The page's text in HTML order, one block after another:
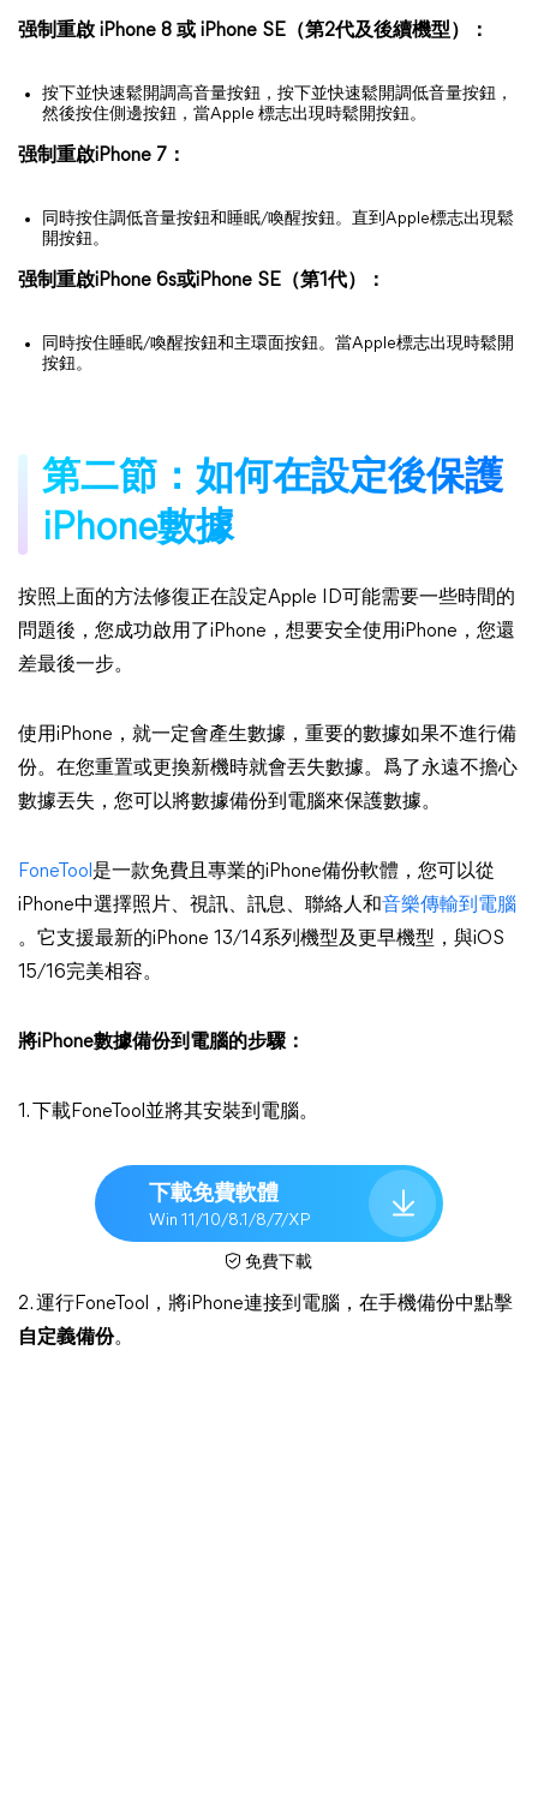
强制重啟 iPhone 8 或 iPhone SE（第2代及後續機型）：
按下並快速鬆開調高音量按鈕，按下並快速鬆開調低音量按鈕，
然後按住側邊按鈕，當Apple 標志出現時鬆開按鈕。
强制重啟iPhone 7：
同時按住調低音量按鈕和睡眠/喚醒按鈕。直到Apple標志出現鬆
開按鈕。
强制重啟iPhone 6s或iPhone SE（第1代）：
同時按住睡眠/喚醒按鈕和主環面按鈕。當Apple標志出現時鬆開
按鈕。
第二節：如何在設定後保護
iPhone數據
按照上面的方法修復正在設定Apple ID可能需要一些時間的
問題後，您成功啟用了iPhone，想要安全使用iPhone，您還
差最後一步。
使用iPhone，就一定會產生數據，重要的數據如果不進行備
份。在您重置或更換新機時就會丟失數據。爲了永遠不擔心
數據丟失，您可以將數據備份到電腦來保護數據。
FoneTool 是一款免費且專業的iPhone備份軟體，您可以從
iPhone中選擇照片、視訊、訊息、聯絡人和音樂傳輸到電腦
。它支援最新的iPhone 13/14系列機型及更早機型，與iOS
15/16完美相容。
將iPhone數據備份到電腦的步驟：
1. 下載FoneTool並將其安裝到電腦。
下載免費軟體
Win 11/10/8.1/8/7/XP
免費下載
2. 運行FoneTool，將iPhone連接到電腦，在手機備份中點擊
自定義備份。